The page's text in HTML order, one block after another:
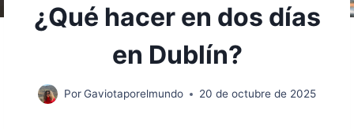
¿Qué hacer en dos días
en Dublín?
PorGaviotaporelmundo 20 de octubre de 2025